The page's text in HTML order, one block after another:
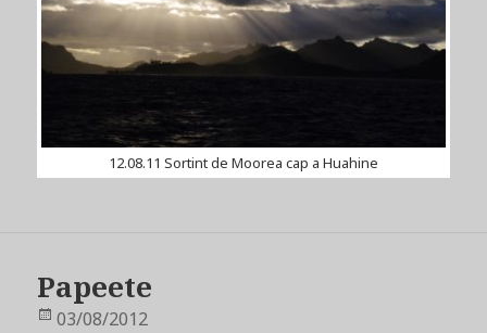
12.08.11 Sortint de Moorea cap a Huahine
Papeete
Publicat
03/08/2012